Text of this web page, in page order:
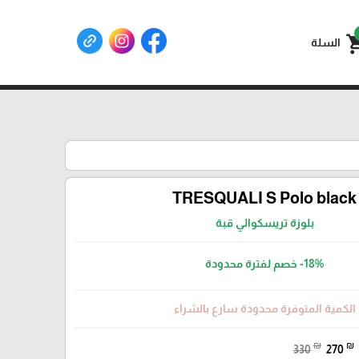
السلة
TRESQUALI S Polo black
بلوزة تريسكوالي قبة
-18%خصم لفترة محدودة
الكمية المتوفرة محدودة سارع بالشراء
330 ₪ 270 ₪